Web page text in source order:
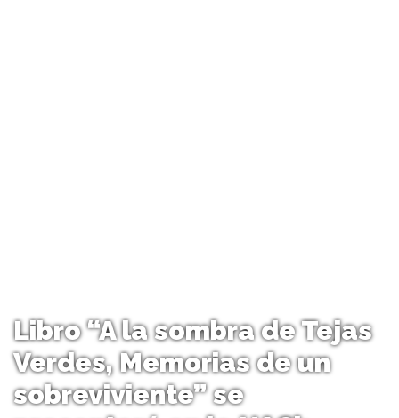
Libro “A la sombra de Tejas
Verdes, Memorias de un
sobreviviente” se